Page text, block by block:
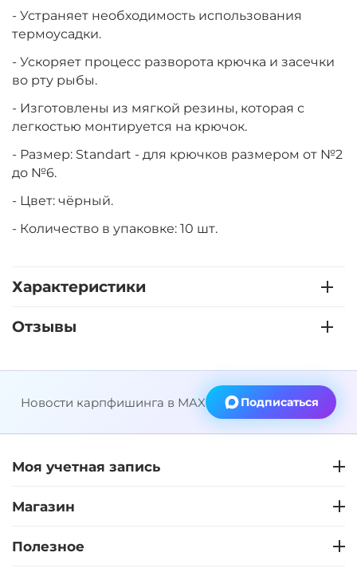
- Устраняет необходимость использования
термоусадки.
- Ускоряет процесс разворота крючка и засечки
во рту рыбы.
- Изготовлены из мягкой резины, которая с
легкостью монтируется на крючок.
- Размер: Standart - для крючков размером от №2
до №6.
- Цвет: чёрный.
- Количество в упаковке: 10 шт.
Характеристики
Отзывы
Новости карпфишинга в MAX Подписаться
Моя учетная запись
Магазин
Полезное